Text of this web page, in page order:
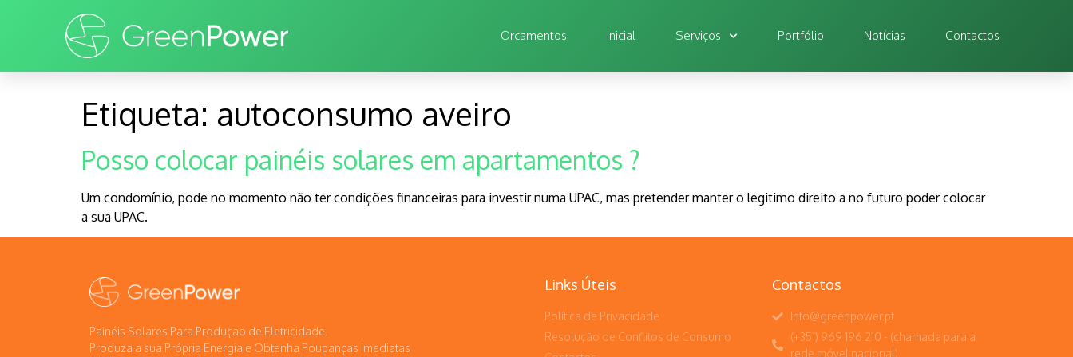
Orçamentos Inicial Serviços Portfólio Notícias Contactos
Etiqueta: autoconsumo aveiro
Posso colocar painéis solares em apartamentos ?
Um condomínio, pode no momento não ter condições financeiras para investir numa UPAC, mas pretender manter o legitimo direito a no futuro poder colocar
a sua UPAC.
Painéis Solares Para Produção de Eletricidade.
Produza a sua Própria Energia e Obtenha Poupanças Imediatas
Links Úteis
Política de Privacidade
Resolução de Conflitos de Consumo
Contactos
Info@greenpower.pt
(+351) 969 196 210 - (chamada para a
rede móvel nacional)